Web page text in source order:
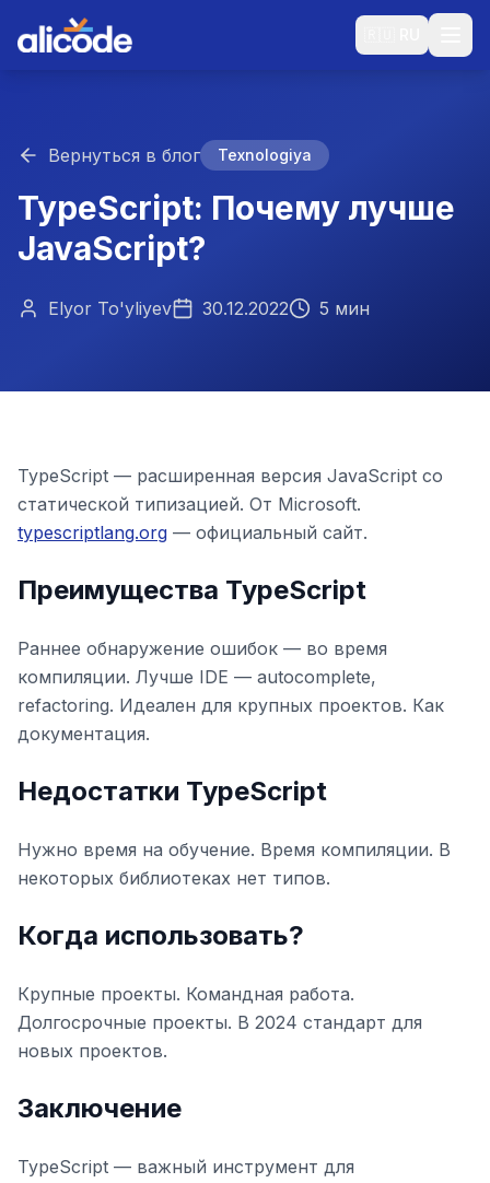
Вернуться в блог Texnologiya
TypeScript: Почему лучше
JavaScript?
Elyor To'yliyev 30.12.2022 5 мин
TypeScript — расширенная версия JavaScript со
статической типизацией. От Microsoft.
typescriptlang.org — официальный сайт.
Преимущества TypeScript
Раннее обнаружение ошибок — во время
компиляции. Лучше IDE — autocomplete,
refactoring. Идеален для крупных проектов. Как
документация.
Недостатки TypeScript
Нужно время на обучение. Время компиляции. В
некоторых библиотеках нет типов.
Когда использовать?
Крупные проекты. Командная работа.
Долгосрочные проекты. В 2024 стандарт для
новых проектов.
Заключение
TypeScript — важный инструмент для